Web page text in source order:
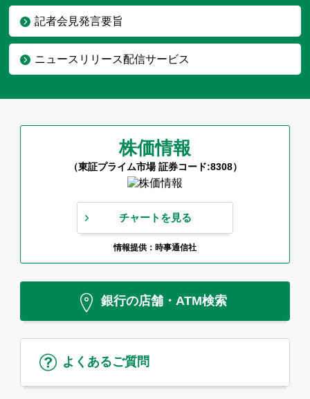
記者会見発言要旨
ニュースリリース配信サービス
株価情報
（東証プライム市場 証券コード:8308）
チャートを見る
情報提供：時事通信社
銀行の店舗・ATM検索
よくあるご質問